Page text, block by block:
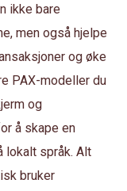
ikke bare
men også hjelpe
og øke
PAX-modeller du
og
å skape en
lokalt språk. Alt
bruker